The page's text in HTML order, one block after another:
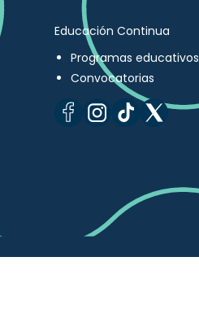
Educación Continua
Programas educativos
Convocatorias